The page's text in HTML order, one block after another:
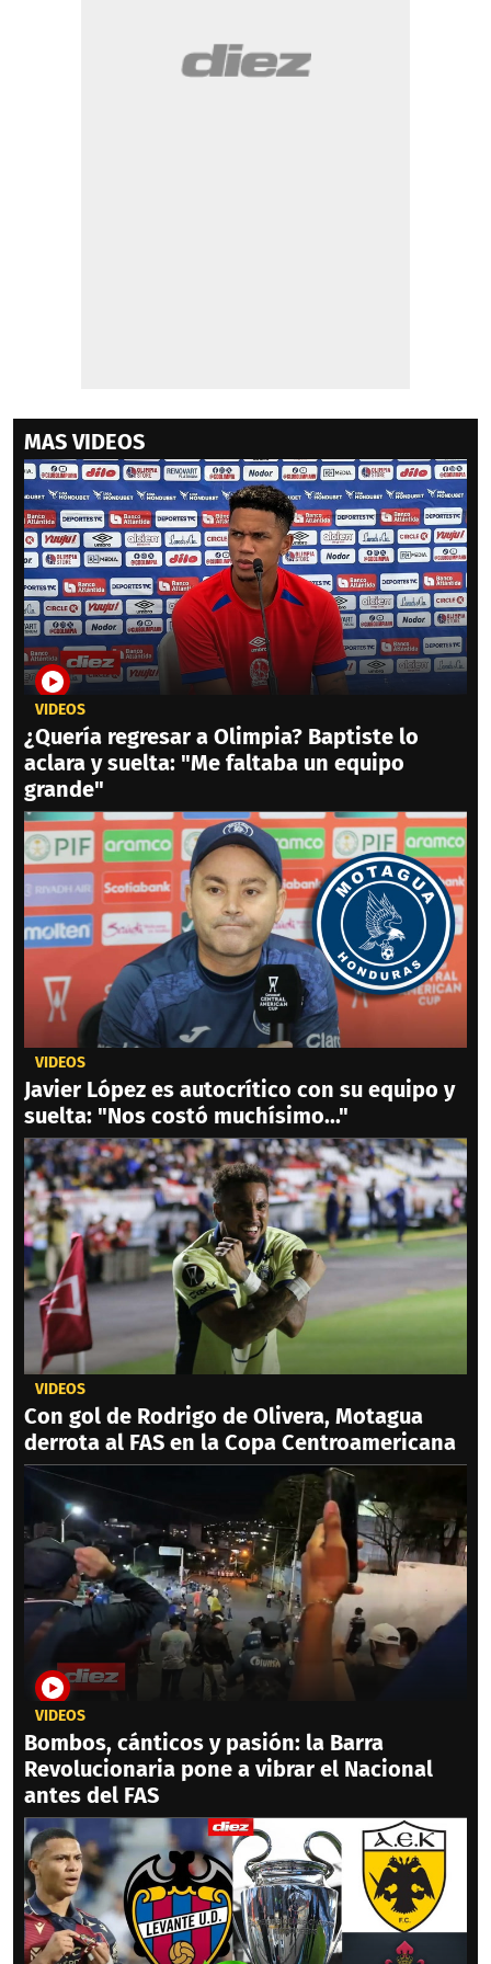
MAS VIDEOS
VIDEOS
¿Quería regresar a Olimpia? Baptiste lo
aclara y suelta: "Me faltaba un equipo
grande"
VIDEOS
Javier López es autocrítico con su equipo y
suelta: "Nos costó muchísimo..."
VIDEOS
Con gol de Rodrigo de Olivera, Motagua
derrota al FAS en la Copa Centroamericana
VIDEOS
Bombos, cánticos y pasión: la Barra
Revolucionaria pone a vibrar el Nacional
antes del FAS